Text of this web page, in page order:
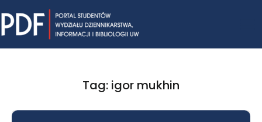
to
content
Tag: igor mukhin